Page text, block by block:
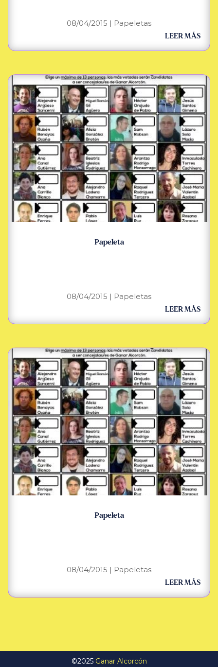
08/04/2015 | Papeletas
LEER MÁS
Papeleta
08/04/2015 | Papeletas
LEER MÁS
Papeleta
08/04/2015 | Papeletas
LEER MÁS
©2025 Ganar Alcorcón